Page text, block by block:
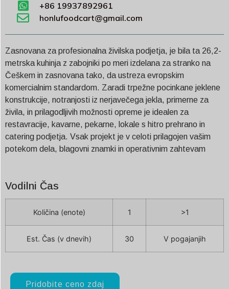
+86 19937892961
honlufoodcart@gmail.com
Zasnovana za profesionalna živilska podjetja, je bila ta 26,2-
metrska kuhinja z zabojniki po meri izdelana za stranko na
Češkem in zasnovana tako, da ustreza evropskim
komercialnim standardom. Zaradi trpežne pocinkane jeklene
konstrukcije, notranjosti iz nerjavečega jekla, primerne za
živila, in prilagodljivih možnosti opreme je idealen za
restavracije, kavarne, pekarne, lokale s hitro prehrano in
catering podjetja. Vsak projekt je v celoti prilagojen vašim
potekom dela, blagovni znamki in operativnim zahtevam
Vodilni Čas
Količina (enote) 1 >1
Est. Čas (v dnevih) 30 V pogajanjih
Pridobite ceno zdaj